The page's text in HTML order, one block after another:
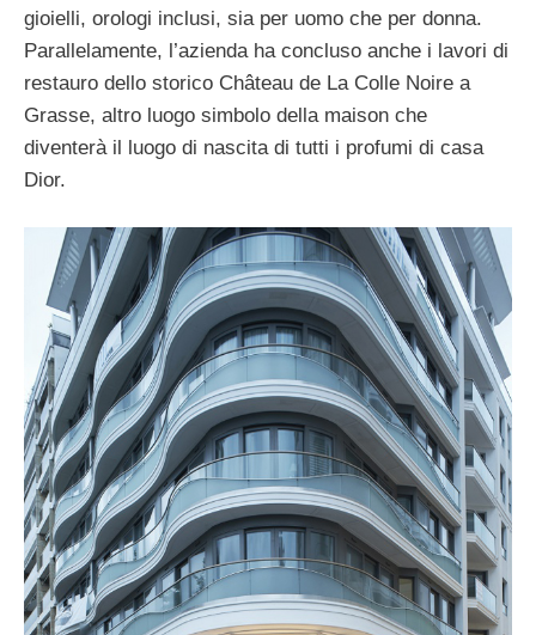
gioielli, orologi inclusi, sia per uomo che per donna.
Parallelamente, l’azienda ha concluso anche i lavori di
restauro dello storico Château de La Colle Noire a
Grasse, altro luogo simbolo della maison che
diventerà il luogo di nascita di tutti i profumi di casa
Dior.